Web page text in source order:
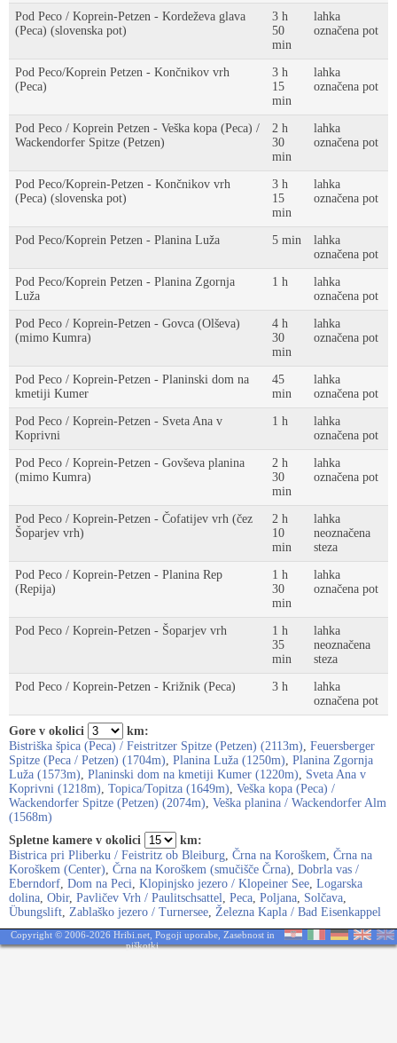
Pod Peco / Koprein-Petzen - Kordeževa glava
(Peca) (slovenska pot)
3 h
50
min
lahka
označena pot
Pod Peco/Koprein Petzen - Končnikov vrh
(Peca)
3 h
15
min
lahka
označena pot
Pod Peco / Koprein Petzen - Veška kopa (Peca) /
Wackendorfer Spitze (Petzen)
2 h
30
min
lahka
označena pot
Pod Peco/Koprein-Petzen - Končnikov vrh
(Peca) (slovenska pot)
3 h
15
min
lahka
označena pot
Pod Peco/Koprein Petzen - Planina Luža 5 min
lahka
označena pot
Pod Peco/Koprein Petzen - Planina Zgornja
Luža
1 h
lahka
označena pot
Pod Peco / Koprein-Petzen - Govca (Olševa)
(mimo Kumra)
4 h
30
min
lahka
označena pot
Pod Peco / Koprein-Petzen - Planinski dom na
kmetiji Kumer
45
min
lahka
označena pot
Pod Peco / Koprein-Petzen - Sveta Ana v
Koprivni
1 h
lahka
označena pot
Pod Peco / Koprein-Petzen - Govševa planina
(mimo Kumra)
2 h
30
min
lahka
označena pot
Pod Peco / Koprein-Petzen - Čofatijev vrh (čez
Šoparjev vrh)
2 h
10
min
lahka
neoznačena
steza
Pod Peco / Koprein-Petzen - Planina Rep
(Repija)
1 h
30
min
lahka
označena pot
Pod Peco / Koprein-Petzen - Šoparjev vrh
1 h
35
min
lahka
neoznačena
steza
Pod Peco / Koprein-Petzen - Križnik (Peca) 3 h
lahka
označena pot
Gore v okolici
km:
Bistriška špica (Peca) / Feistritzer Spitze (Petzen) (2113m), Feuersberger
Spitze (Peca / Petzen) (1704m), Planina Luža (1250m), Planina Zgornja
Luža (1573m), Planinski dom na kmetiji Kumer (1220m), Sveta Ana v
Koprivni (1218m), Topica/Topitza (1649m), Veška kopa (Peca) /
Wackendorfer Spitze (Petzen) (2074m), Veška planina / Wackendorfer Alm
(1568m)
Spletne kamere v okolici
km:
Bistrica pri Pliberku / Feistritz ob Bleiburg, Črna na Koroškem, Črna na
Koroškem (Center), Črna na Koroškem (smučišče Črna), Dobrla vas /
Eberndorf, Dom na Peci, Klopinjsko jezero / Klopeiner See, Logarska
dolina, Obir, Pavličev Vrh / Paulitschsattel, Peca, Poljana, Solčava,
Übungslift, Zablaško jezero / Turnersee, Železna Kapla / Bad Eisenkappel
Copyright © 2006-2026 Hribi.net, Pogoji uporabe, Zasebnost in
piškotki